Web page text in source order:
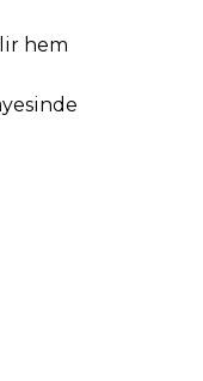
hem